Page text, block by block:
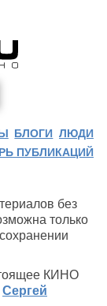
БЛОГИ ЛЮДИ
ПУБЛИКАЦИЙ
без
только
КИНО
Сергей